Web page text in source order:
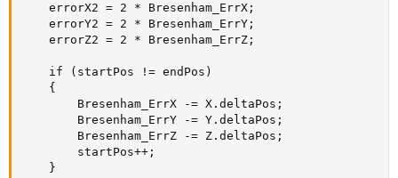
    errorX2 = 2 * Bresenham_ErrX;
    errorY2 = 2 * Bresenham_ErrY;
    errorZ2 = 2 * Bresenham_ErrZ;
    if (startPos != endPos)
    {
        Bresenham_ErrX -= X.deltaPos;
        Bresenham_ErrY -= Y.deltaPos;
        Bresenham_ErrZ -= Z.deltaPos;
        startPos++;
    }